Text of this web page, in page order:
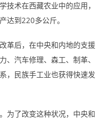
技术在西藏农业中的应用，
达到220多公斤。
革后，在中央和内地的支援
、汽车修理、森工、制革、
，民族手工业也获得快速发
为了改变这种状况，中央和